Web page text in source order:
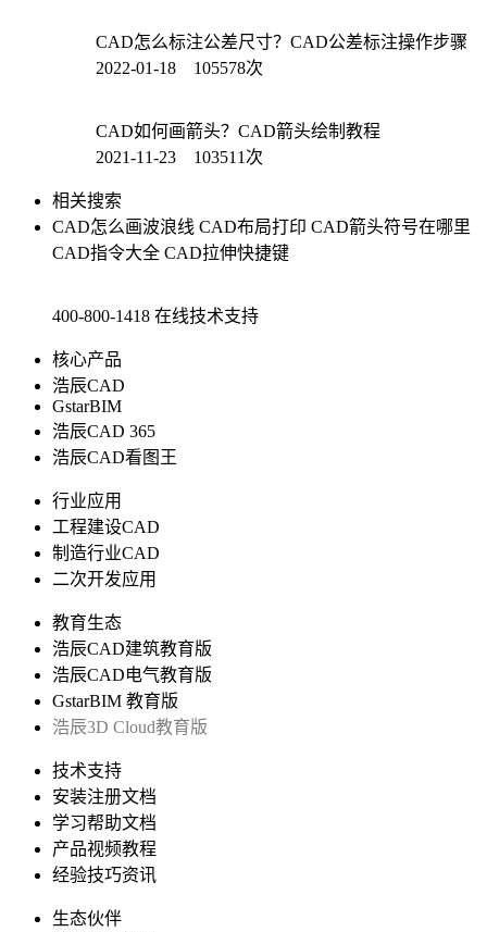
CAD怎么标注公差尺寸？CAD公差标注操作步骤
2022-01-18 105578次
CAD如何画箭头？CAD箭头绘制教程
2021-11-23 103511次
相关搜索
CAD怎么画波浪线 CAD布局打印 CAD箭头符号在哪里
CAD指令大全 CAD拉伸快捷键
400-800-1418 在线技术支持
核心产品
浩辰CAD
GstarBIM
浩辰CAD 365
浩辰CAD看图王
行业应用
工程建设CAD
制造行业CAD
二次开发应用
教育生态
浩辰CAD建筑教育版
浩辰CAD电气教育版
GstarBIM 教育版
浩辰3D Cloud教育版
技术支持
安装注册文档
学习帮助文档
产品视频教程
经验技巧资讯
生态伙伴